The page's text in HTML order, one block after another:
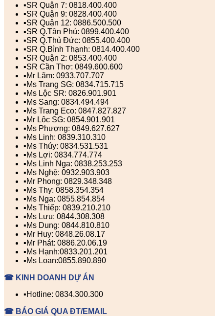
▪️SR Quận 7: 0818.400.400
▪️SR Quận 9: 0828.400.400
▪️SR Quận 12: 0886.500.500
▪️SR Q.Tân Phú: 0899.400.400
▪️SR Q.Thủ Đức: 0855.400.400
▪️SR Q.Bình Thạnh: 0814.400.400
▪️SR Quận 2: 0853.400.400
▪️SR Cần Thơ: 0849.600.600
▪️Mr Lãm: 0933.707.707
▪️Ms Trang SG: 0834.715.715
▪️Ms Lộc SR: 0826.901.901
▪️Ms Sang: 0834.494.494
▪️Ms Trang Eco: 0847.827.827
▪️Mr Lộc SG: 0854.901.901
▪️Ms Phượng: 0849.627.627
▪️Ms Linh: 0839.310.310
▪️Ms Thúy: 0834.531.531
▪️Ms Lợi: 0834.774.774
▪️Ms Linh Nga: 0838.253.253
▪️Ms Nghệ: 0932.903.903
▪️Mr Phong: 0829.348.348
▪️Ms Thy: 0858.354.354
▪️Ms Nga: 0855.854.854
▪️Ms Thiếp: 0839.210.210
▪️Ms Lưu: 0844.308.308
▪️Ms Dung: 0844.810.810
▪️Mr Huy: 0848.26.08.17
▪️Mr Phát: 0886.20.06.19
▪️Ms Hạnh:0833.201.201
▪️Ms Loan:0855.890.890
☎ KINH DOANH DỰ ÁN
▪️Hotline: 0834.300.300
☎ BÁO GIÁ QUA ĐT/EMAIL